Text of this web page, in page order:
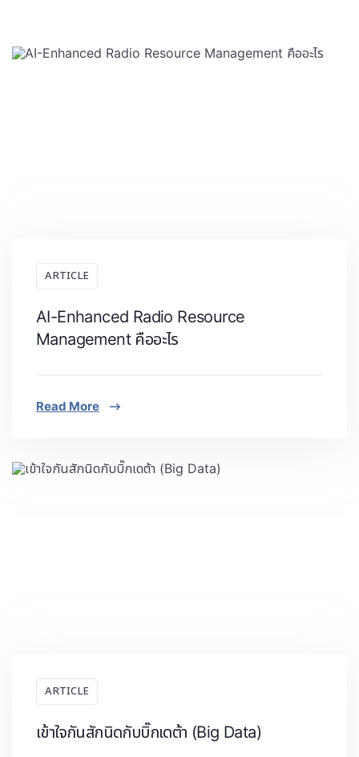
ARTICLE
AI-Enhanced Radio Resource
Management คืออะไร
Read More
ARTICLE
เข้าใจกันสักนิดกับบิ๊กเดต้า (Big Data)